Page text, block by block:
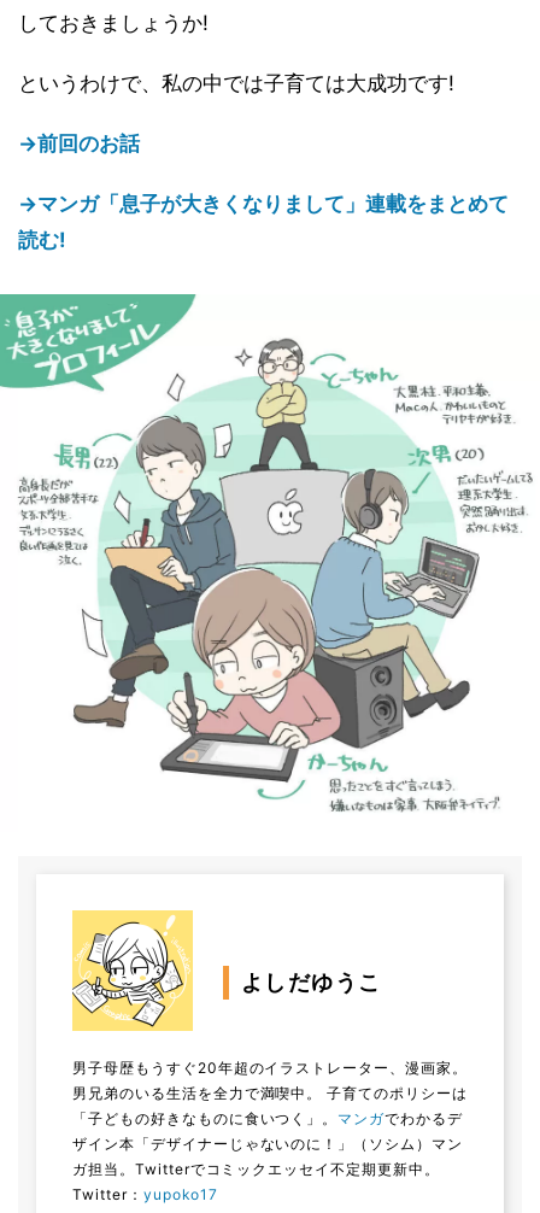
しておきましょうか!
というわけで、私の中では子育ては大成功です!
→前回のお話
→マンガ「息子が大きくなりまして」連載をまとめて
読む!
よしだゆうこ
男子母歴もうすぐ20年超のイラストレーター、漫画家。
男兄弟のいる生活を全力で満喫中。 子育てのポリシーは
「子どもの好きなものに食いつく」。 マンガでわかるデ
ザイン本「デザイナーじゃないのに！」（ソシム）マン
ガ担当。Twitterでコミックエッセイ不定期更新中。
Twitter： yupoko17